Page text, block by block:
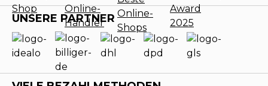
UNSERE PARTNER